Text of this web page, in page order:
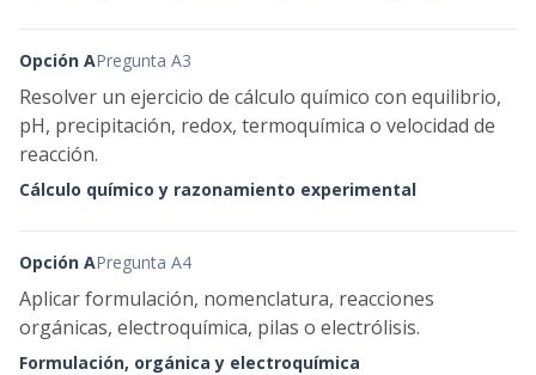
Opción APregunta A3
Resolver un ejercicio de cálculo químico con equilibrio,
pH, precipitación, redox, termoquímica o velocidad de
reacción.
Cálculo químico y razonamiento experimental
Opción APregunta A4
Aplicar formulación, nomenclatura, reacciones
orgánicas, electroquímica, pilas o electrólisis.
Formulación, orgánica y electroquímica